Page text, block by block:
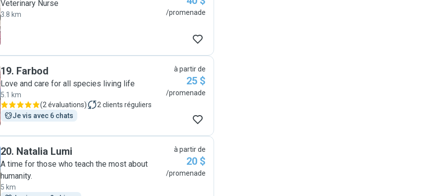
Veterinary Nurse
3.8 km /promenade
19. Farbod
Love and care for all species living life
5.1 km
(2 évaluations) 2 clients réguliers
Je vis avec 6 chats
à partir de
25 $
/promenade
20. Natalia Lumi
A time for those who teach the most about
humanity.
5 km
à partir de
20 $
/promenade